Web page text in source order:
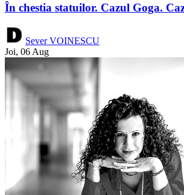
În chestia statuilor. Cazul Goga.
Sever VOINESCU
Joi, 06 Aug